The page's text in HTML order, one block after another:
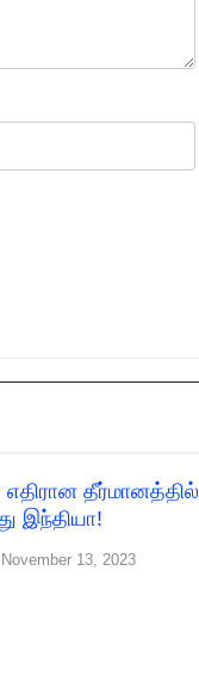
எதிரான தீர்மானத்தில்
இந்தியா!
November 13, 2023